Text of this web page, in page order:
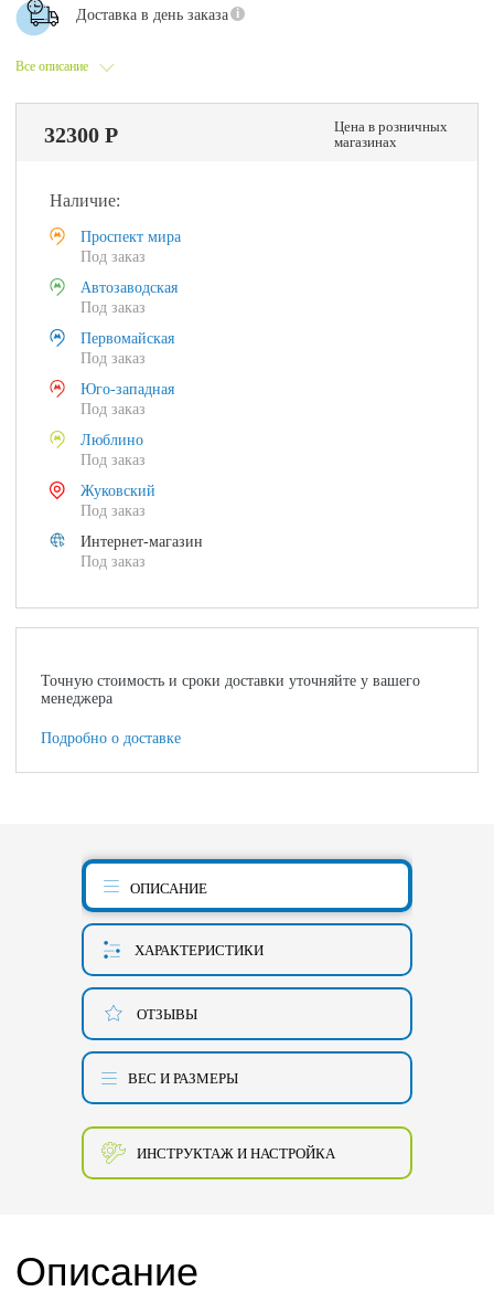
Все описание
Доставка в день заказа
32300 Р
Цена в розничных
магазинах
Наличие:
Проспект мира
Под заказ
Автозаводская
Под заказ
Первомайская
Под заказ
Юго-западная
Под заказ
Люблино
Под заказ
Жуковский
Под заказ
Интернет-магазин
Под заказ
Точную стоимость и сроки доставки уточняйте у вашего
менеджера
Подробно о доставке
ОПИСАНИЕ
ХАРАКТЕРИСТИКИ
ОТЗЫВЫ
ВЕС И РАЗМЕРЫ
ИНСТРУКТАЖ И НАСТРОЙКА
Описание